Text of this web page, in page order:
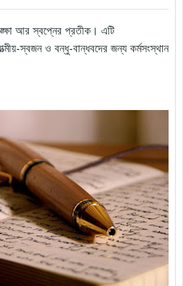
আর স্বপ্নের প্রতীক। এটি
স্বজন ও বন্ধু-বান্ধবদের জন্য কর্মসংস্থান